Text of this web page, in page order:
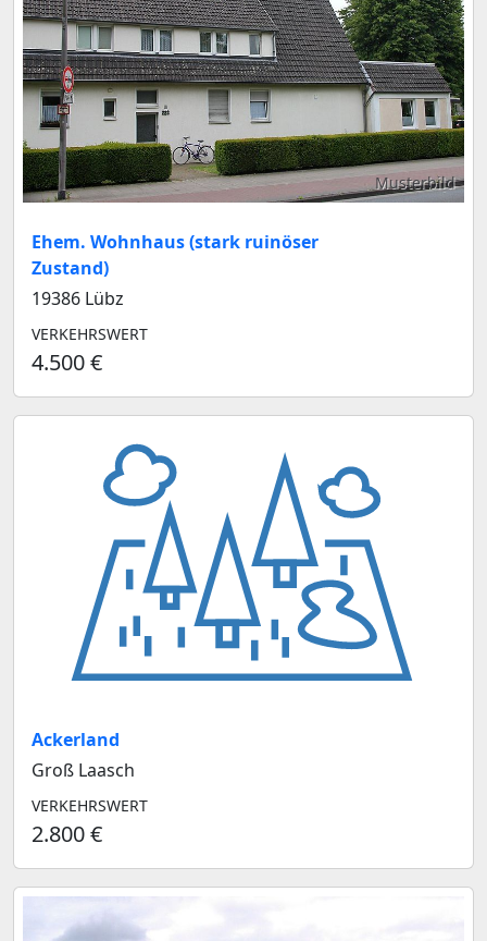
Musterbild
Ehem. Wohnhaus (stark ruinöser
Zustand)
19386 Lübz
VERKEHRSWERT
4.500 €
Ackerland
Groß Laasch
VERKEHRSWERT
2.800 €